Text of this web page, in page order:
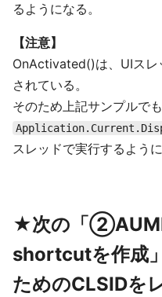
るようになる。
【注意】
OnActivated()は、UIスレ
されている。
そのため上記サンプルで
スレッドで実行するように
★次の「
shortcutを作成
ためのCLSIDを